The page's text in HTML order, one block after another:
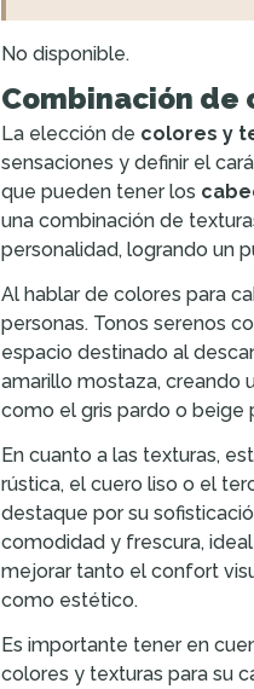
No disponible.
Combinación de
La elección de colores y
sensaciones y definir el
que pueden tener los
una combinación de
personalidad, logrando un
Al hablar de colores para
personas. Tonos serenos
espacio destinado al
amarillo mostaza, creando
como el gris pardo o beige
En cuanto a las texturas,
rústica, el cuero liso o el
destaque por su
comodidad y frescura,
mejorar tanto el confort
como estético.
Es importante tener en
colores y texturas para su